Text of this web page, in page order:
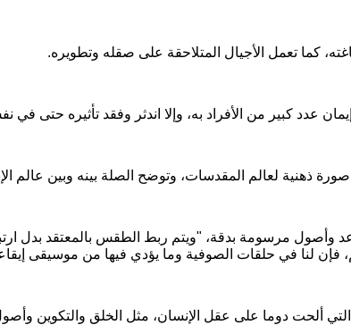
كما تعمل الأجيال المتلاحقة على صقله وتطويره.
عدد كبير من الأفراد به، وإلا اندثر وفقد تأثيره حتى في
ذهنية لعالم المقدسات، وتوضح الصلة بينه وبين عالم
مرسومة بدقة، "ويتم ربط الطقس بالمعتقد بدل
فإن لنا في حلقات الصوفية وما يؤدي فيها من موسيقى
ألحت دوما على عقل الإنسان، مثل الخلق والتكوين